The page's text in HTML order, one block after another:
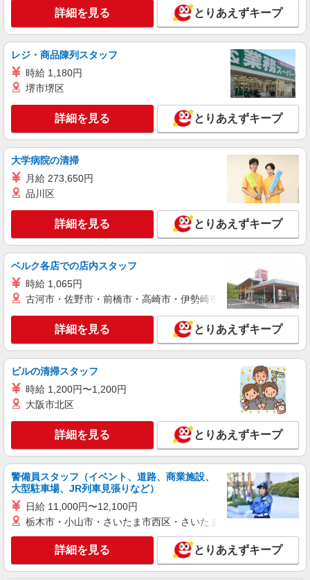
詳細を見る とりあえずキープ
レジ・商品陳列スタッフ
時給 1,180円
堺市堺区
詳細を見る とりあえずキープ
大学病院の清掃
月給 273,650円
品川区
詳細を見る とりあえずキープ
ベルク各店での店内スタッフ
時給 1,065円
古河市・佐野市・前橋市・高崎市・伊勢崎市・太田市・館林市
詳細を見る とりあえずキープ
ビルの清掃スタッフ
時給 1,200円〜1,200円
大阪市北区
詳細を見る とりあえずキープ
警備員スタッフ（イベント、道路、商業施設、
大型駐車場、JR列車見張りなど）
日給 11,000円〜12,100円
栃木市・小山市・さいたま市西区・さいたま市岩槻区・久喜市・
詳細を見る とりあえずキープ